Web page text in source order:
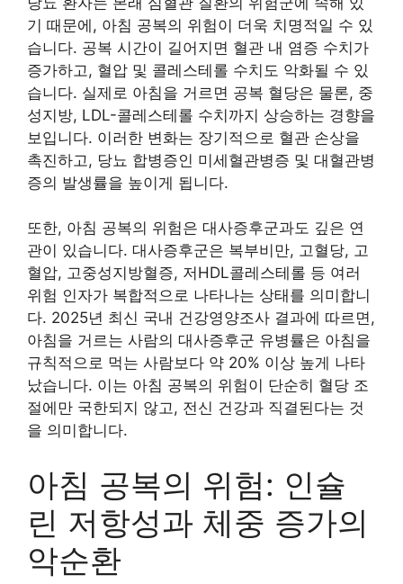
기 때문에, 아침 공복의 위험이 더욱 치명적일 수 있
습니다. 공복 시간이 길어지면 혈관 내 염증 수치가
증가하고, 혈압 및 콜레스테롤 수치도 악화될 수 있
습니다. 실제로 아침을 거르면 공복 혈당은 물론, 중
성지방, LDL-콜레스테롤 수치까지 상승하는 경향을
보입니다. 이러한 변화는 장기적으로 혈관 손상을
촉진하고, 당뇨 합병증인 미세혈관병증 및 대혈관병
증의 발생률을 높이게 됩니다.
또한, 아침 공복의 위험은 대사증후군과도 깊은 연
관이 있습니다. 대사증후군은 복부비만, 고혈당, 고
혈압, 고중성지방혈증, 저HDL콜레스테롤 등 여러
위험 인자가 복합적으로 나타나는 상태를 의미합니
다. 2025년 최신 국내 건강영양조사 결과에 따르면,
아침을 거르는 사람의 대사증후군 유병률은 아침을
규칙적으로 먹는 사람보다 약 20% 이상 높게 나타
났습니다. 이는 아침 공복의 위험이 단순히 혈당 조
절에만 국한되지 않고, 전신 건강과 직결된다는 것
을 의미합니다.
아침 공복의 위험: 인슐
린 저항성과 체중 증가의
악순환